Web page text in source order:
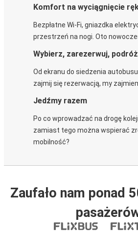
Komfort na wyciągnięcie
Bezpłatne Wi-Fi, gniazdka
przestrzeń na nogi. Oto
Wybierz, zarezerwuj,
Od ekranu do siedzenia
zajmij się rezerwacją, my
Jedźmy razem
Po co wprowadzać na drogę
zamiast tego można wspierać
mobilność?
Zaufało nam ponad